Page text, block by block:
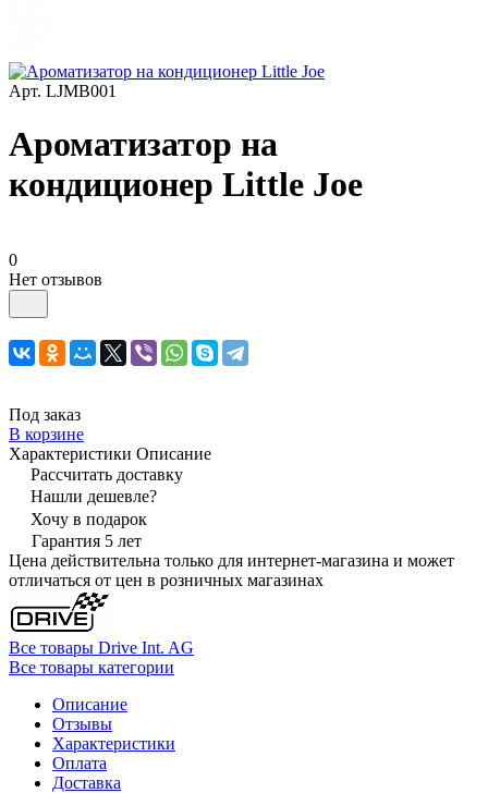
Арт. LJMB001
Ароматизатор на
кондиционер Little Joe
0
Нет отзывов
Под заказ
В корзине
Характеристики Описание
Рассчитать доставку
Нашли дешевле?
Хочу в подарок
Гарантия 5 лет
Цена действительна только для интернет-магазина и может
отличаться от цен в розничных магазинах
Все товары Drive Int. AG
Все товары категории
Описание
Отзывы
Характеристики
Оплата
Доставка